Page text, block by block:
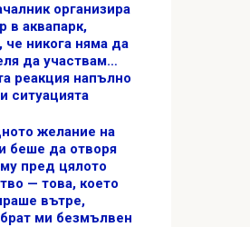
организира
в аквапарк,
че никога няма да
да участвам…
реакция напълно
ситуацията
желание на
беше да отворя
пред цялото
— това, което
вътре,
ми безмълвен